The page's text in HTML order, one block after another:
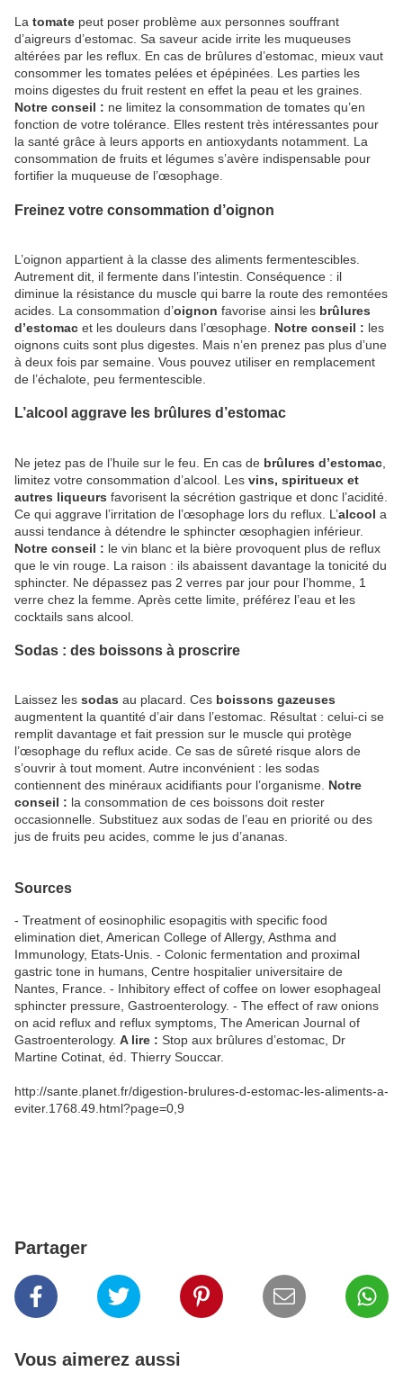
La tomate peut poser problème aux personnes souffrant
d’aigreurs d’estomac. Sa saveur acide irrite les muqueuses
altérées par les reflux. En cas de brûlures d’estomac, mieux vaut
consommer les tomates pelées et épépinées. Les parties les
moins digestes du fruit restent en effet la peau et les graines.
Notre conseil : ne limitez la consommation de tomates qu’en
fonction de votre tolérance. Elles restent très intéressantes pour
la santé grâce à leurs apports en antioxydants notamment. La
consommation de fruits et légumes s’avère indispensable pour
fortifier la muqueuse de l’œsophage.
Freinez votre consommation d’oignon
L’oignon appartient à la classe des aliments fermentescibles.
Autrement dit, il fermente dans l’intestin. Conséquence : il
diminue la résistance du muscle qui barre la route des remontées
acides. La consommation d’oignon favorise ainsi les brûlures
d’estomac et les douleurs dans l’œsophage. Notre conseil : les
oignons cuits sont plus digestes. Mais n’en prenez pas plus d’une
à deux fois par semaine. Vous pouvez utiliser en remplacement
de l’échalote, peu fermentescible.
L’alcool aggrave les brûlures d’estomac
Ne jetez pas de l’huile sur le feu. En cas de brûlures d’estomac
limitez votre consommation d’alcool. Les vins, spiritueux et
autres liqueurs favorisent la sécrétion gastrique et donc l’acidité.
Ce qui aggrave l’irritation de l’œsophage lors du reflux. L’alcool a
aussi tendance à détendre le sphincter œsophagien inférieur.
Notre conseil : le vin blanc et la bière provoquent plus de reflux
que le vin rouge. La raison : ils abaissent davantage la tonicité du
sphincter. Ne dépassez pas 2 verres par jour pour l’homme, 1
verre chez la femme. Après cette limite, préférez l’eau et les
cocktails sans alcool.
Sodas : des boissons à proscrire
Laissez les sodas au placard. Ces boissons gazeuses
augmentent la quantité d’air dans l’estomac. Résultat : celui-ci se
remplit davantage et fait pression sur le muscle qui protège
l’œsophage du reflux acide. Ce sas de sûreté risque alors de
s’ouvrir à tout moment. Autre inconvénient : les sodas
contiennent des minéraux acidifiants pour l’organisme. Notre
conseil : la consommation de ces boissons doit rester
occasionnelle. Substituez aux sodas de l’eau en priorité ou des
jus de fruits peu acides, comme le jus d’ananas.
Sources
- Treatment of eosinophilic esopagitis with specific food
elimination diet, American College of Allergy, Asthma and
Immunology, Etats-Unis. - Colonic fermentation and proximal
gastric tone in humans, Centre hospitalier universitaire de
Nantes, France. - Inhibitory effect of coffee on lower esophageal
sphincter pressure, Gastroenterology. - The effect of raw onions
on acid reflux and reflux symptoms, The American Journal of
Gastroenterology. A lire : Stop aux brûlures d’estomac, Dr
Martine Cotinat, éd. Thierry Souccar.
http://sante.planet.fr/digestion-brulures-d-estomac-les-aliments-a-
eviter.1768.49.html?page=0,9
Partager
Vous aimerez aussi